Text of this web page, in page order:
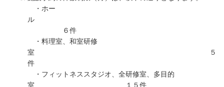
・ホー
ル
６件
・料理室、和室研修
室 ５
件
・フィットネススタジオ、全研修室、多目的
室 １５件